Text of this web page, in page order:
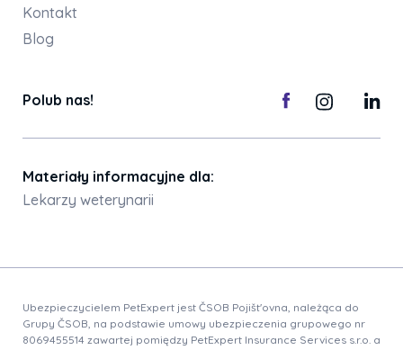
Kontakt
Blog
Polub nas!
Materiały informacyjne dla:
Lekarzy weterynarii
Ubezpieczycielem PetExpert jest ČSOB Pojišt'ovna, należąca do
Grupy ČSOB, na podstawie umowy ubezpieczenia grupowego nr
8069455514 zawartej pomiędzy PetExpert Insurance Services s.r.o. a